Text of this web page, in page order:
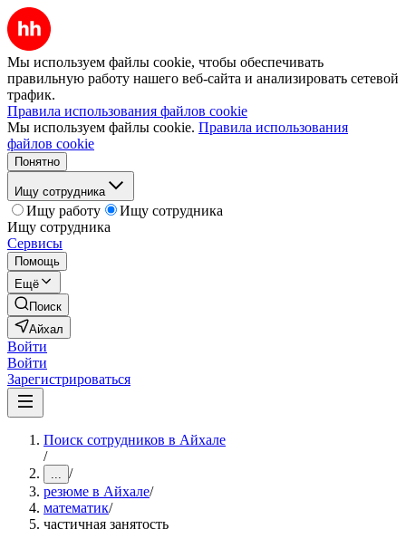
Мы используем файлы cookie, чтобы обеспечивать
правильную работу нашего веб-сайта и анализировать сетевой
трафик.
Правила использования файлов cookie
Мы используем файлы cookie. Правила использования
файлов cookie
Понятно
Ищу сотрудника
Ищу работу
Ищу сотрудника
Ищу сотрудника
Сервисы
Помощь
Ещё
Поиск
Айхал
Войти
Войти
Зарегистрироваться
Поиск сотрудников в Айхале
/
... /
резюме в Айхале/
математик/
частичная занятость